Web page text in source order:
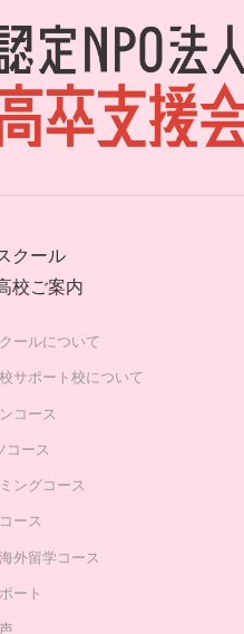
クール
校ご案内
ールについて
サポート校について
コース
コース
ングコース
ース
外留学コース
ート